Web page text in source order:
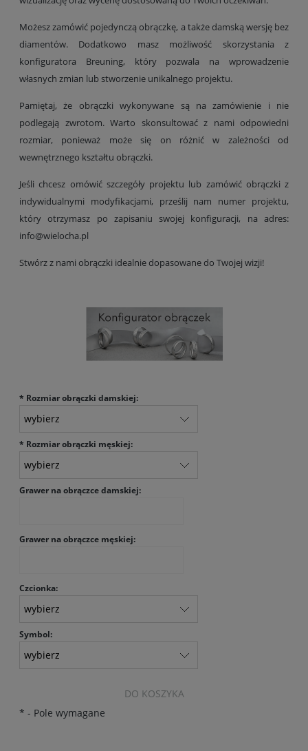
Możesz zamówić pojedynczą obrączkę, a także damską wersję bez
diamentów. Dodatkowo masz możliwość skorzystania z
konfiguratora Breuning, który pozwala na wprowadzenie
własnych zmian lub stworzenie unikalnego projektu.
Pamiętaj, że obrączki wykonywane są na zamówienie i nie
podlegają zwrotom. Warto skonsultować z nami odpowiedni
rozmiar, ponieważ może się on różnić w zależności od
wewnętrznego kształtu obrączki.
Jeśli chcesz omówić szczegóły projektu lub zamówić obrączki z
indywidualnymi modyfikacjami, prześlij nam numer projektu,
który otrzymasz po zapisaniu swojej konfiguracji, na adres:
info@wielocha.pl
Stwórz z nami obrączki idealnie dopasowane do Twojej wizji!
* Rozmiar obrączki damskiej:
* Rozmiar obrączki męskiej:
Grawer na obrączce damskiej:
Grawer na obrączce męskiej:
Czcionka:
Symbol:
DO KOSZYKA
* - Pole wymagane